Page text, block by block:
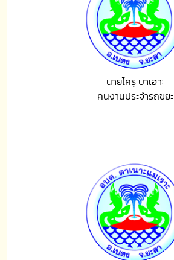
นายไครู บาเฮาะ
คนงานประจำรถขยะ